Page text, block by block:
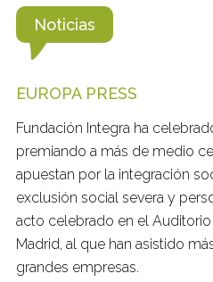
Noticias
EUROPA PRESS
Fundación Integra ha
premiando a más de medio
apuestan por la integración
exclusión social severa y
acto celebrado en el
Madrid, al que han asistido
grandes empresas.